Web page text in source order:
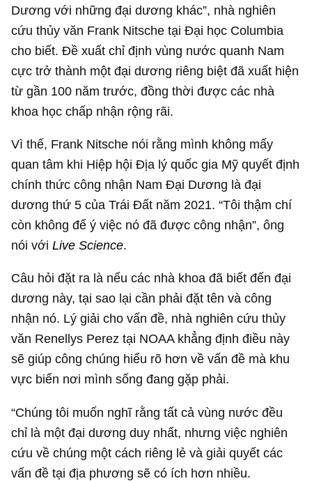
Dương với những đại dương khác”, nhà nghiên
cứu thủy văn Frank Nitsche tại Đại học Columbia
cho biết. Đề xuất chỉ định vùng nước quanh Nam
cực trở thành một đại dương riêng biệt đã xuất hiện
từ gần 100 năm trước, đồng thời được các nhà
khoa học chấp nhận rộng rãi.
Vì thế, Frank Nitsche nói rằng mình không mấy
quan tâm khi Hiệp hội Địa lý quốc gia Mỹ quyết định
chính thức công nhận Nam Đại Dương là đại
dương thứ 5 của Trái Đất năm 2021. “Tôi thậm chí
còn không để ý việc nó đã được công nhận”, ông
nói với Live Science.
Câu hỏi đặt ra là nếu các nhà khoa đã biết đến đại
dương này, tại sao lại cần phải đặt tên và công
nhận nó. Lý giải cho vấn đề, nhà nghiên cứu thủy
văn Renellys Perez tại NOAA khẳng định điều này
sẽ giúp công chúng hiểu rõ hơn về vấn đề mà khu
vực biển nơi mình sống đang gặp phải.
“Chúng tôi muốn nghĩ rằng tất cả vùng nước đều
chỉ là một đại dương duy nhất, nhưng việc nghiên
cứu về chúng một cách riêng lẻ và giải quyết các
vấn đề tại địa phương sẽ có ích hơn nhiều.